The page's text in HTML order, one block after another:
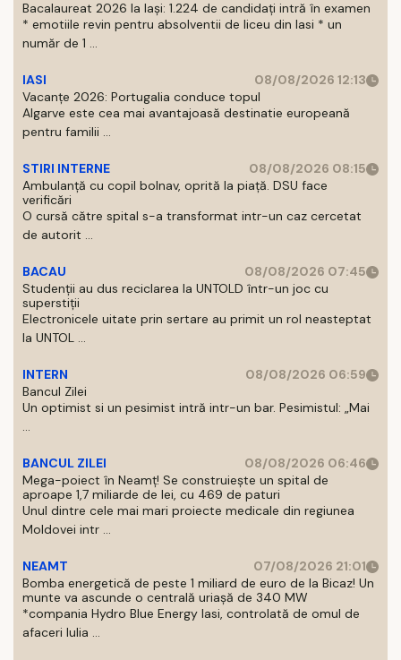
Bacalaureat 2026 la Iași: 1.224 de candidați intră în examen
* emotiile revin pentru absolventii de liceu din Iasi * un
număr de 1 ...
IASI
08/08/2026 12:13
Vacanțe 2026: Portugalia conduce topul
Algarve este cea mai avantajoasă destinatie europeană
pentru familii ...
STIRI INTERNE
08/08/2026 08:15
Ambulanță cu copil bolnav, oprită la piață. DSU face
verificări
O cursă către spital s-a transformat intr-un caz cercetat
de autorit ...
BACAU
08/08/2026 07:45
Studenții au dus reciclarea la UNTOLD într-un joc cu
superstiții
Electronicele uitate prin sertare au primit un rol neasteptat
la UNTOL ...
INTERN
08/08/2026 06:59
Bancul Zilei
Un optimist si un pesimist intră intr-un bar. Pesimistul: „Mai
...
BANCUL ZILEI
08/08/2026 06:46
Mega-poiect în Neamț! Se construiește un spital de
aproape 1,7 miliarde de lei, cu 469 de paturi
Unul dintre cele mai mari proiecte medicale din regiunea
Moldovei intr ...
NEAMT
07/08/2026 21:01
Bomba energetică de peste 1 miliard de euro de la Bicaz! Un
munte va ascunde o centrală uriașă de 340 MW
*compania Hydro Blue Energy Iasi, controlată de omul de
afaceri Iulia ...